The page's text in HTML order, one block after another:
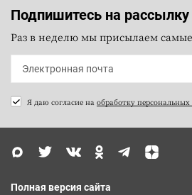
Подпишитесь на рассылку
Раз в неделю мы присылаем
Я даю согласие на обработку
Полная версия сайта